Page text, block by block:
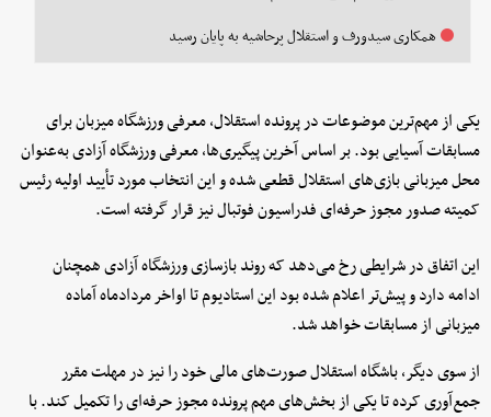
همکاری سیدورف و استقلال پرحاشیه به پایان رسید
یکی از مهم‌ترین موضوعات در پرونده استقلال، معرفی ورزشگاه میزبان برای
مسابقات آسیایی بود. بر اساس آخرین پیگیری‌ها، معرفی ورزشگاه آزادی به‌عنوان
محل میزبانی بازی‌های استقلال قطعی شده و این انتخاب مورد تأیید اولیه رئیس
کمیته صدور مجوز حرفه‌ای فدراسیون فوتبال نیز قرار گرفته است.
این اتفاق در شرایطی رخ می‌دهد که روند بازسازی ورزشگاه آزادی همچنان
ادامه دارد و پیش‌تر اعلام شده بود این استادیوم تا اواخر مردادماه آماده
میزبانی از مسابقات خواهد شد.
از سوی دیگر، باشگاه استقلال صورت‌های مالی خود را نیز در مهلت مقرر
جمع‌آوری کرده تا یکی از بخش‌های مهم پرونده مجوز حرفه‌ای را تکمیل کند. با